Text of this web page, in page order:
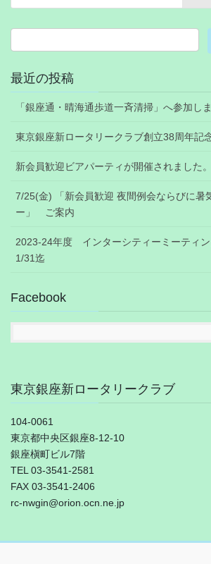
最近の投稿
「銀座通・晴海通歩道一斉清掃」へ参加し
東京銀座新ロータリークラブ創立38周年記
新会員歓迎ビアパーティが開催されました。
7/25(金) 「新会員歓迎 夜間例会ならびに暑
ー」 ご案内
2023-24年度 インターシティーミーティ
1/31迄
Facebook
東京銀座新ロータリークラブ
104-0061
東京都中央区銀座8-12-10
銀座槇町ビル7階
TEL 03-3541-2581
FAX 03-3541-2406
rc-nwgin@orion.ocn.ne.jp